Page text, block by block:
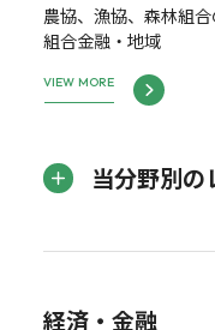
農協、漁協、森林組
組合金融・地域
VIEW MORE
当分野別の
経済・金融